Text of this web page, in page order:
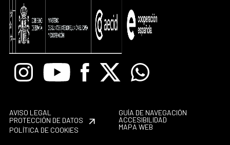
InstagramYoutube Facebook
X Whatsapp
AVISO LEGAL
PROTECCIÓN DE DATOS
POLÍTICA DE COOKIES
GUÍA DE NAVEGACIÓN
ACCESIBILIDAD
MAPA WEB